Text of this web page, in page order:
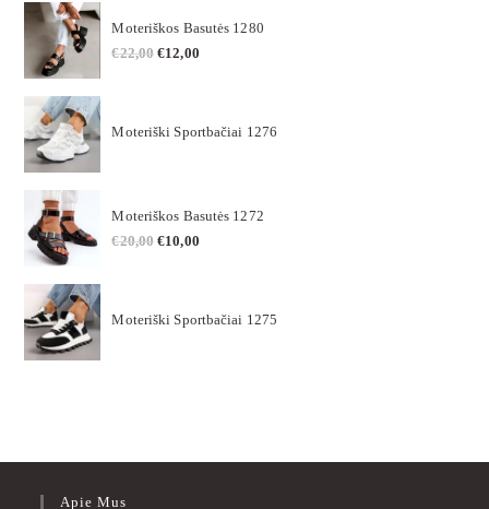
Moteriškos Basutės 1280
€22,00 €12,00
Moteriški Sportbačiai 1276
Moteriškos Basutės 1272
€20,00 €10,00
Moteriški Sportbačiai 1275
Apie Mus